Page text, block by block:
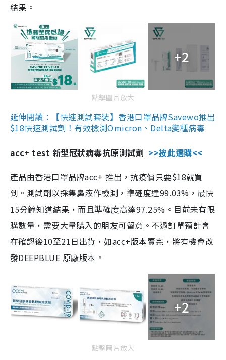
結果。
+2
點擊圖片放大
延伸閱讀：【快速測試套裝】香港口罩品牌Savewo推出
$18快速測試劑！有效檢測Omicron、Delta變種病毒
acc+ test 新型冠狀病毒抗原測試劑 >>按此選購<<
產品由香港口罩品牌acc+ 推出，抗疫價只要$18就買
到。測試劑以採集鼻液作檢測，準確度達99.03%，最快
15分鐘知道結果，而且準確度高達97.25%。目前未有限
購數量，需要大量購入的朋友可留意。不過訂單預計會
在確認後10至21日出貨，如acc+版本賣完，將有機會改
發DEEPBLUE 原廠版本。
+2
點擊圖片放大